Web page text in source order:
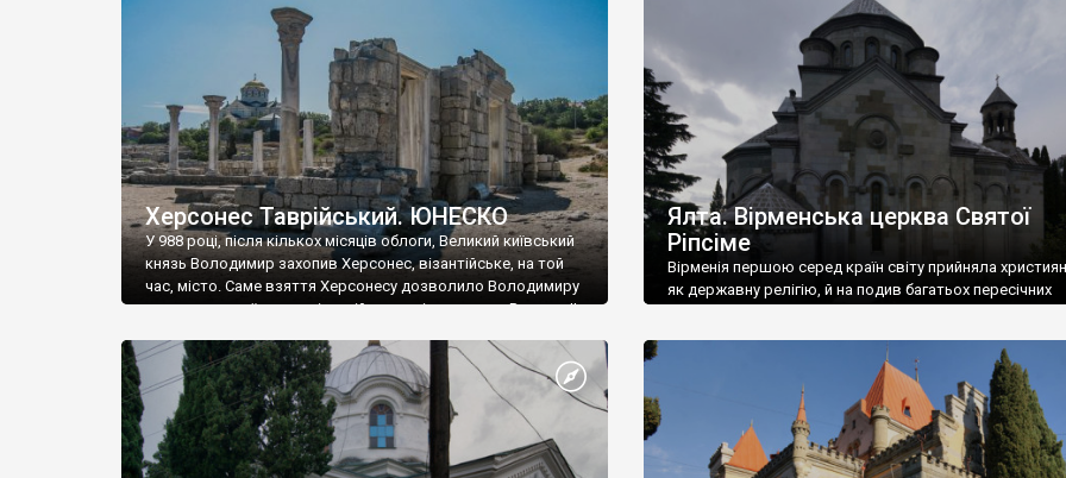
візантійської доби. Раритети викрадені з фондів об’єкту
культурної спадщини ЮНЕСКО «Херсонеса Таврійського».
Офіційно – на виставку «Золото Візантії», але експерти та
влада в Україні вважають це лише […]
називаються «повстяками» (postaki)…” “Вино. Крим
виробляє відмінне вино і його вдосталь: воно все
легке біле і дуже […]
Херсонес Таврійський. ЮНЕСКО
У 988 році, після кількох місяців облоги, Великий київський
князь Володимир захопив Херсонес, візантійське, на той
час, місто. Саме взяття Херсонесу дозволило Володимиру
диктувати свої умови візантійському імператору Василю ІІ,
Херсонесі Володимир-язичник, став Василем-
християнином. А потім було Хрещення Русі. На честь
Херсонесу Таврійського названо місто […]
Ялта. Вірменська церква Святої
Ріпсіме
Вірменія першою серед країн світу прийняла
як державну релігію, й на подив багатьох пересічних